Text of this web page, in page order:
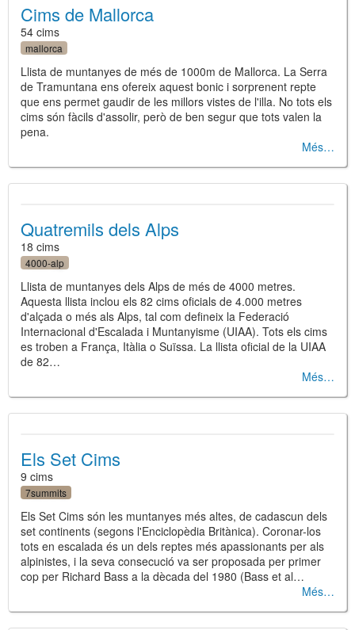
Cims de Mallorca
54 cims
mallorca
Llista de muntanyes de més de 1000m de Mallorca. La Serra
de Tramuntana ens ofereix aquest bonic i sorprenent repte
que ens permet gaudir de les millors vistes de l'illa. No tots els
cims són fàcils d'assolir, però de ben segur que tots valen la
pena.
Més
Quatremils dels Alps
18 cims
4000-alp
Llista de muntanyes dels Alps de més de 4000 metres.
Aquesta llista inclou els 82 cims oficials de 4.000 metres
d'alçada o més als Alps, tal com defineix la Federació
Internacional d'Escalada i Muntanyisme (UIAA). Tots els cims
es troben a França, Itàlia o Suïssa. La llista oficial de la UIAA
de 82…
Més
Els Set Cims
9 cims
7summits
Els Set Cims són les muntanyes més altes, de cadascun dels
set continents (segons l'Enciclopèdia Britànica). Coronar-los
tots en escalada és un dels reptes més apassionants per als
alpinistes, i la seva consecució va ser proposada per primer
cop per Richard Bass a la dècada del 1980 (Bass et al…
Més